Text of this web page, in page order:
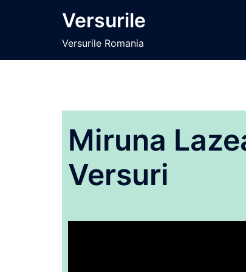
Versurile
Versurile Romania
Miruna
Versuri